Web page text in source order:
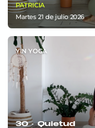
PATRICIA
martes 21 de julio 2026
YIN YOGA
30 ·Quietud